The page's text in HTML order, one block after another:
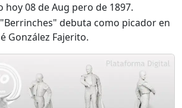
hoy 08 de Aug pero de 1897.
debuta como picador en
González Fajerito.